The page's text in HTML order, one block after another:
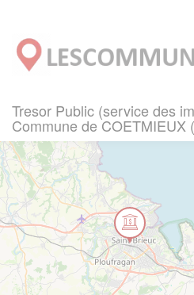
Tresor Public (service des
Commune de COETMIEUX